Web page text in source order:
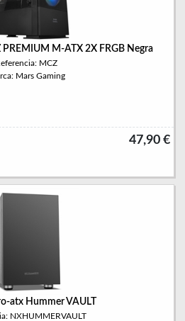
PREMIUM M-ATX 2X FRGB Negra
MCZ
Mars Gaming
47,90 €
atx Hummer VAULT
NXHUMMERVAULT